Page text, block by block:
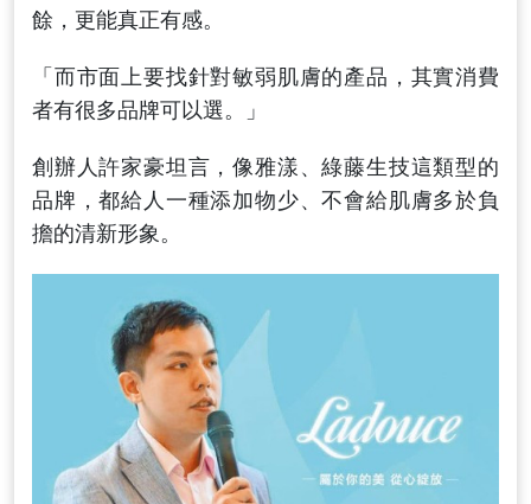
餘，更能真正有感。
「而市面上要找針對敏弱肌膚的產品，其實消費
者有很多品牌可以選。」
創辦人許家豪坦言，像雅漾、綠藤生技這類型的
品牌，都給人一種添加物少、不會給肌膚多於負
擔的清新形象。